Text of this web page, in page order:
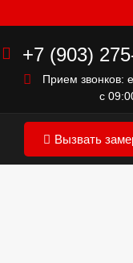
+7 (903)
Прием звонков:
с
Вызвать